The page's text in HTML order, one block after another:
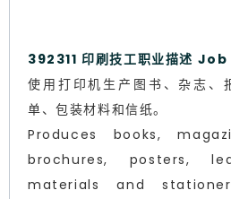
392311 印刷技工职业描述
使用打印机生产图书、杂志、
单、包装材料和信纸。
Produces books,
brochures, posters,
materials and